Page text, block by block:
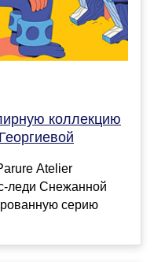
коллекцию
Atelier
леди Снежанной
серию